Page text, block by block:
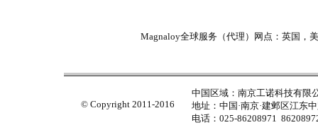
Magnaloy全球服务（代理）网点：英国，
© Copyright 2011-2016
中国区域：南京工诺科技有限
地址：中国·南京·建邺区江东
电话：025-86208971